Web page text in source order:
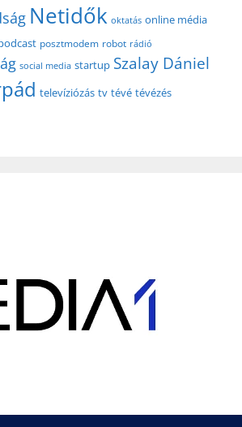
Netidők oktatás online média
posztmodem robot rádió
social media startup Szalay Dániel
televíziózás tv tévé tévézés